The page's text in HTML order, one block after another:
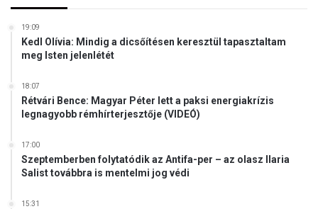
k
19:09
Kedl Olívia: Mindig a dicsőítésen keresztül tapasztaltam
meg Isten jelenlétét
18:07
Rétvári Bence: Magyar Péter lett a paksi energiakrízis
legnagyobb rémhírterjesztője (VIDEÓ)
17:00
Szeptemberben folytatódik az Antifa-per – az olasz Ilaria
Salist továbbra is mentelmi jog védi
15:31